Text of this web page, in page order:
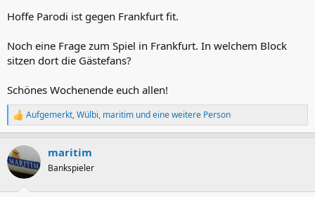
Hoffe Parodi ist gegen Frankfurt fit.
Noch eine Frage zum Spiel in Frankfurt. In welchem Block
sitzen dort die Gästefans?
Schönes Wochenende euch allen!
R
e
k
t
i
Aufgemerkt,Wülbi, maritim und eine weitere Person
maritim
Bankspieler